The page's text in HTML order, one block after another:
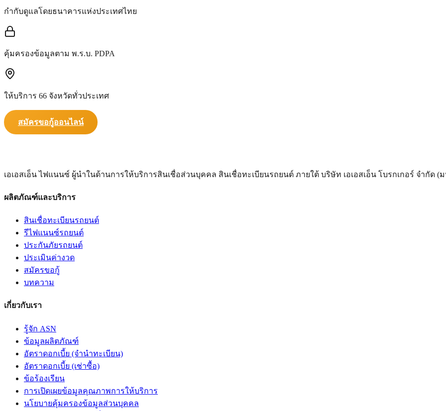
กำกับดูแลโดยธนาคารแห่งประเทศไทย
คุ้มครองข้อมูลตาม พ.ร.บ. PDPA
ให้บริการ 66 จังหวัดทั่วประเทศ
สมัครขอกู้ออนไลน์
เอเอสเอ็น ไฟแนนซ์ ผู้นำในด้านการให้บริการสินเชื่อส่วนบุคคล สินเชื่อทะเบียนรถยนต์ ภายใต้ บริษัท เอเอสเอ็น โบรกเกอร์ จำกัด (
ผลิตภัณฑ์และบริการ
สินเชื่อทะเบียนรถยนต์
รีไฟแนนซ์รถยนต์
ประกันภัยรถยนต์
ประเมินค่างวด
สมัครขอกู้
บทความ
เกี่ยวกับเรา
รู้จัก ASN
ข้อมูลผลิตภัณฑ์
อัตราดอกเบี้ย (จำนำทะเบียน)
อัตราดอกเบี้ย (เช่าซื้อ)
ข้อร้องเรียน
การเปิดเผยข้อมูลคุณภาพการให้บริการ
นโยบายคุ้มครองข้อมูลส่วนบุคคล